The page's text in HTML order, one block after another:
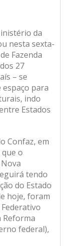
da
nesta sexta-
Fazenda
27
– se
para
indo
Estados
Confaz, em
o
tendo
do Estado
hoje, foram
Reforma
federal),